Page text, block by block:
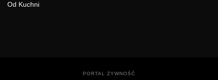
Od Kuchni
PORTAL ŻYWNOŚĆ